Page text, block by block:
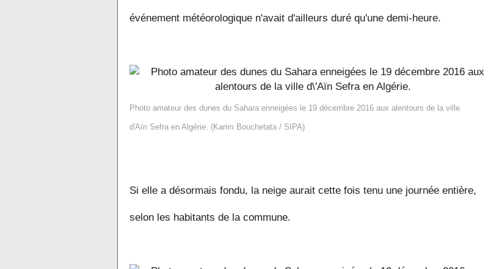
événement météorologique n'avait d'ailleurs duré qu'une demi-heure.
Photo amateur des dunes du Sahara enneigées le 19 décembre 2016 aux alentours de la ville
d'Aïn Sefra en Algérie. (Karim Bouchetata / SIPA)
Si elle a désormais fondu, la neige aurait cette fois tenu une journée entière,
selon les habitants de la commune.